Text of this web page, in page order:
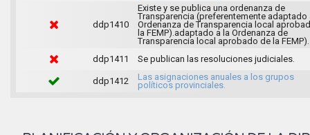
ddp1410
Existe y se publica una ordenanza de
Transparencia (preferentemente adaptado
Ordenanza de Transparencia local
la FEMP).adaptado a la Ordenanza de
Transparencia local aprobado de la FEMP).
ddp1411
Se publican las resoluciones judiciales.
ddp1412
Las asignaciones anuales a los grupos
políticos provinciales.